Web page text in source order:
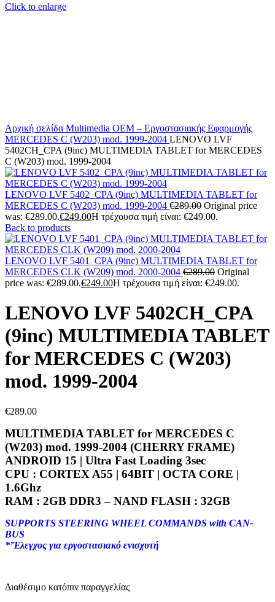
Click to enlarge
Αρχική σελίδα Multimedia OEM – Εργοστασιακής Εφαρμογής
MERCEDES C (W203) mod. 1999-2004 LENOVO LVF
5402CH_CPA (9inc) MULTIMEDIA TABLET for MERCEDES
C (W203) mod. 1999-2004
LENOVO LVF 5402_CPA (9inc) MULTIMEDIA TABLET for
MERCEDES C (W203) mod. 1999-2004 €289.00 Original price
was: €289.00.€249.00Η τρέχουσα τιμή είναι: €249.00.
Back to products
LENOVO LVF 5401_CPA (9inc) MULTIMEDIA TABLET for
MERCEDES CLK (W209) mod. 2000-2004 €289.00 Original
price was: €289.00.€249.00Η τρέχουσα τιμή είναι: €249.00.
LENOVO LVF 5402CH_CPA
(9inc) MULTIMEDIA TABLET
for MERCEDES C (W203)
mod. 1999-2004
€289.00
MULTIMEDIA TABLET for MERCEDES C
(W203) mod. 1999-2004 (CHERRY FRAME)
ANDROID 15 | Ultra Fast Loading 3sec
CPU : CORTEX A55 | 64BIT | OCTA CORE |
1.6Ghz
RAM : 2GB DDR3 – NAND FLASH : 32GB
SUPPORTS STEERING WHEEL COMMANDS with CAN-
BUS
*’Έλεγχος για εργοστασιακό ενισχυτή
Διαθέσιμο κατόπιν παραγγελίας